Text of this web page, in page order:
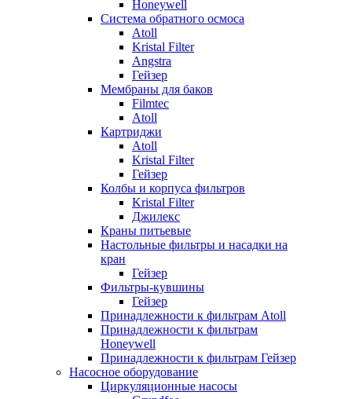
Honeywell
Система обратного осмоса
Atoll
Kristal Filter
Angstra
Гейзер
Мембраны для баков
Filmtec
Atoll
Картриджи
Atoll
Kristal Filter
Гейзер
Колбы и корпуса фильтров
Kristal Filter
Джилекс
Краны питьевые
Настольные фильтры и насадки на
кран
Гейзер
Фильтры-кувшины
Гейзер
Принадлежности к фильтрам Atoll
Принадлежности к фильтрам
Honeywell
Принадлежности к фильтрам Гейзер
Насосное оборудование
Циркуляционные насосы